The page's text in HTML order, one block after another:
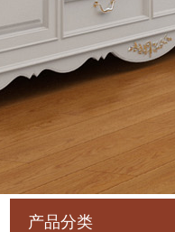
产品分类